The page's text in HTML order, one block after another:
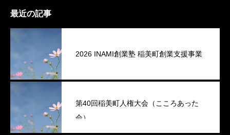
最近の記事
2026 INAMI創業塾 稲美町創業支援事業
第40回稲美町人権大会（こころあった
会）